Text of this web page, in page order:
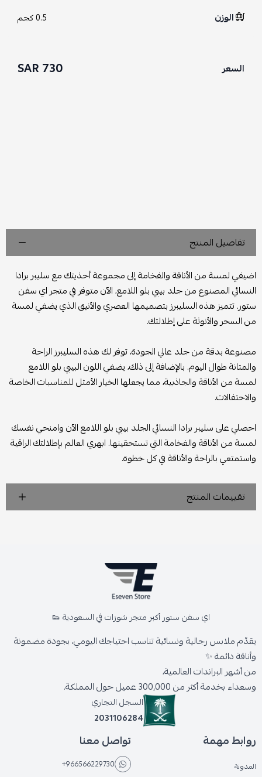
الوزن 0.5 كجم
السعر 730 SAR
تفاصيل المنتج
اضيفي لمسة من الأناقة والفخامة إلى مجموعة أحذيتك مع سليبر برادا
النسائي المصنوع من جلد بيبي بلو اللامع، الآن متوفر في متجر اي سفن
ستور. تتميز هذه السليبرز بتصميمها العصري والأنيق الذي يضفي لمسة
من السحر والأنوثة على إطلالتك.
مصنوعة بدقة من جلد عالي الجودة، توفر لك هذه السليبرز الراحة
والمتانة طوال اليوم. بالإضافة إلى ذلك، يضفي اللون البيبي بلو اللامع
لمسة من الأناقة والجاذبية، مما يجعلها الخيار الأمثل للمناسبات الخاصة
والاحتفالات.
احصلي على سليبر برادا النسائي الجلد بيبي بلو اللامع الآن وامنحي نفسك
لمسة من الأناقة والفخامة التي تستحقينها. ابهري العالم بإطلالتك الراقية
واستمتعي بالراحة والأناقة في كل خطوة.
تقييمات المنتج
اي سفن ستور أكبر متجر شوزات في السعودية 👟
يقدّم ملابس رجالية ونسائية تناسب احتياجك اليومي، بجودة مضمونة
وأناقة دائمة ✨
من أشهر البراندات العالمية،
وسعداء بخدمة أكثر من 300,000 عميل حول المملكة.
السجل التجاري
2031106284
روابط مهمة
المدونة
تواصل معنا
+966566229730